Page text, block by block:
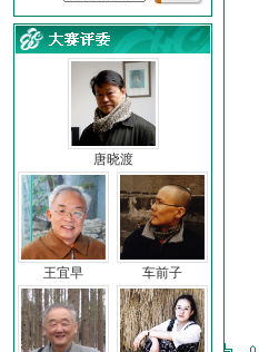
唐晓渡
王宜早 车前子